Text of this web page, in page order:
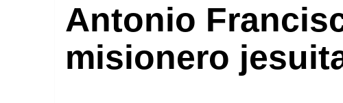
Antonio
misionero